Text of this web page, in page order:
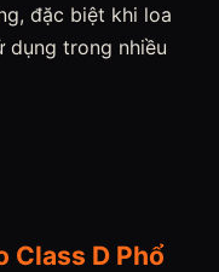
đặc biệt khi loa
dụng trong nhiều
Class D Phổ